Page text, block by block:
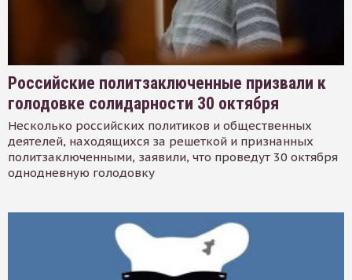
Российские политзаключенные призвали к
голодовке солидарности 30 октября
Несколько российских политиков и общественных
деятелей, находящихся за решеткой и признанных
политзаключенными, заявили, что проведут 30 октября
однодневную голодовку